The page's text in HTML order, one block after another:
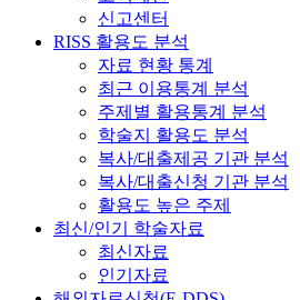
신고센터
RISS 활용도 분석
자료 현황 통계
최근 이용통계 분석
주제별 활용통계 분석
학술지 활용도 분석
복사/대출제공 기관 분석
복사/대출신청 기관 분석
활용도 높은 주제
최신/인기 학술자료
최신자료
인기자료